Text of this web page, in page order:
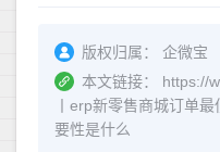
版权归属：
企微宝
本文链接：
https://
丨erp新零售商城订单
要性是什么